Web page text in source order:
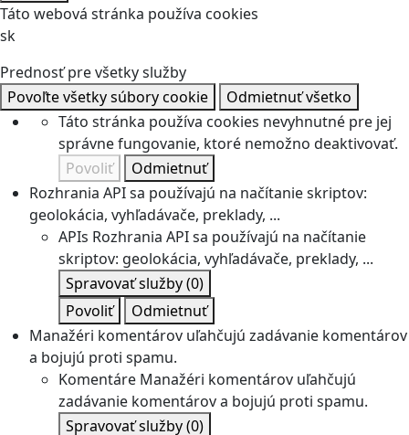
Táto webová stránka používa cookies
sk
Prednosť pre všetky služby
Povoľte všetky súbory cookie
Odmietnuť všetko
Táto stránka používa cookies nevyhnutné pre jej
správne fungovanie, ktoré nemožno deaktivovať.
Povoliť
Odmietnuť
Rozhrania API sa používajú na načítanie skriptov:
geolokácia, vyhľadávače, preklady, ...
APIs Rozhrania API sa používajú na načítanie
skriptov: geolokácia, vyhľadávače, preklady, ...
Spravovať služby(0)
Povoliť
Odmietnuť
Manažéri komentárov uľahčujú zadávanie komentárov
a bojujú proti spamu.
Komentáre Manažéri komentárov uľahčujú
zadávanie komentárov a bojujú proti spamu.
Spravovať služby(0)